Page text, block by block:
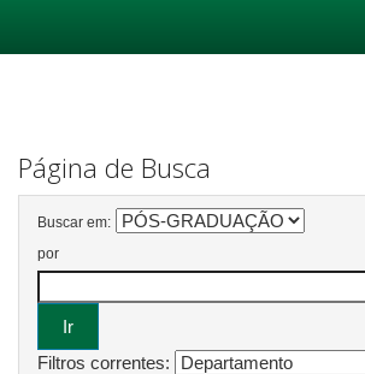
Página de Busca
Buscar em:
por
Filtros correntes: